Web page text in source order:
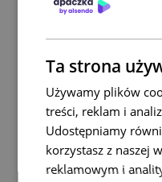
Barbara
Pomagam firmom
budować przewagę w
i rzetelnym treściom.
Ta strona
Używamy plików
treści, reklam i
Udostępniamy
korzystasz z naszej
reklamowym i